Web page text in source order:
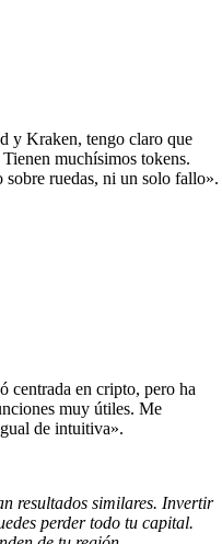
y Kraken, tengo claro que
muchísimos tokens.
ruedas, ni un solo fallo».
centrada en cripto, pero ha
muy útiles. Me
de intuitiva».
resultados similares. Invertir
perder todo tu capital.